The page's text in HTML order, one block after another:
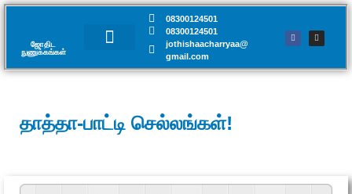
ஜோதிட
நுணுக்கங்கள்​
08300124501
08300124501
jothishaacharryaa@
gmail.com
தாத்தா-பாட்டி செல்லங்கள்!